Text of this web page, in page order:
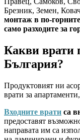
Брезник, Земен,
монтаж в по-
само разходите за
Какви врати
България?
Продуктовият ни
врати за
Входните врати са
предоставят
направата им са